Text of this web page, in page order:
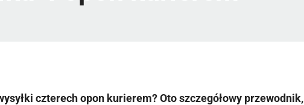
czterech opon kurierem? Oto szczegółowy przewodnik,